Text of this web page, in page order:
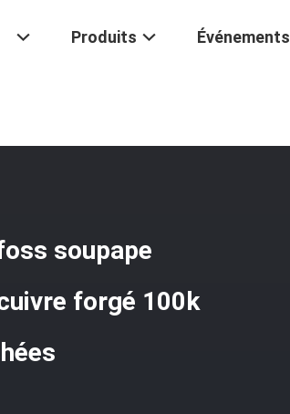
Produits Événements
soupape
forgé 100k